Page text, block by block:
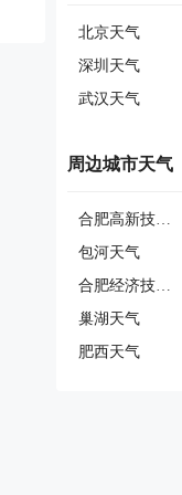
北京天气
深圳天气
武汉天气
周边城市天气
合肥高新技术产业开发区天气
包河天气
合肥经济技术开发区天气
巢湖天气
肥西天气